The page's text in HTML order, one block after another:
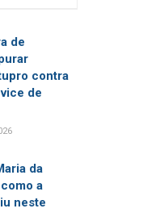
de
contra
de
da
a
neste